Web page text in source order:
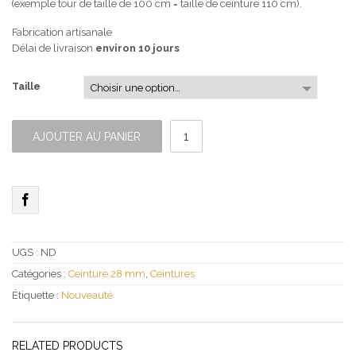
(exemple tour de taille de 100 cm = taille de ceinture 110 cm).
Fabrication artisanale
Délai de livraison environ 10 jours
Taille
AJOUTER AU PANIER
quantité
Ceinture
Jean
UGS : ND
Catégories : Ceinture 28 mm Ceintures
Étiquette : Nouveauté
RELATED PRODUCTS